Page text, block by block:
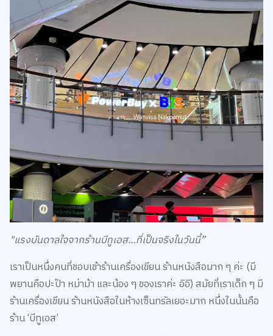
"แรงบันดาลใจจากร้านบีทูเอส…ที่เป็นจริงในวันนี้”
เราเป็นหนึ่งคนที่ชอบเข้าร้านเครื่องเขียน ร้านหนังสือมาก ๆ ค่ะ (มี
พยานคือปะป๊า หม่าม้า และน้อง ๆ ของเราค่ะ อิอิ) สมัยที่เราเด็ก ๆ มี
ร้านเครื่องเขียน ร้านหนังสือในห้างเซ็นทรัลเยอะมาก หนึ่งในนั้นคือ
ร้าน ‘บีทูเอส’